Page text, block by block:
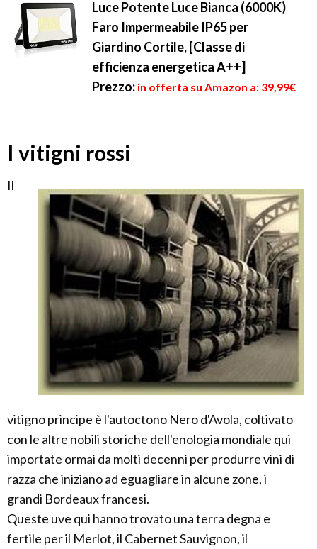
Luce Potente Luce Bianca (6000K)
Faro Impermeabile IP65 per
Giardino Cortile, [Classe di
efficienza energetica A++]
Prezzo: in offerta su Amazon a: 39,99€
I vitigni rossi
Il
vitigno principe è l'autoctono Nero d'Avola, coltivato
con le altre nobili storiche dell'enologia mondiale qui
importate ormai da molti decenni per produrre vini di
razza che iniziano ad eguagliare in alcune zone, i
grandi Bordeaux francesi.
Queste uve qui hanno trovato una terra degna e
fertile per il Merlot, il Cabernet Sauvignon, il